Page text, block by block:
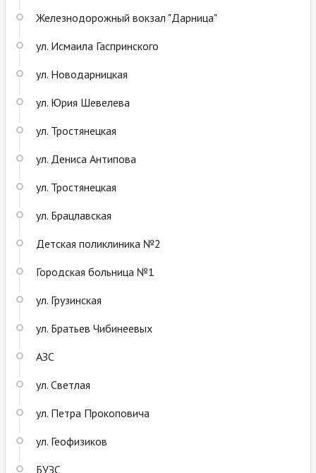
Железнодорожный вокзал "Дарница"
ул. Исмаила Гаспринского
ул. Новодарницкая
ул. Юрия Шевелева
ул. Тростянецкая
ул. Дениса Антипова
ул. Тростянецкая
ул. Брацлавская
Детская поликлиника №2
Городская больница №1
ул. Грузинская
ул. Братьев Чибинеевых
АЗС
ул. Светлая
ул. Петра Прокоповича
ул. Геофизиков
БУЗС